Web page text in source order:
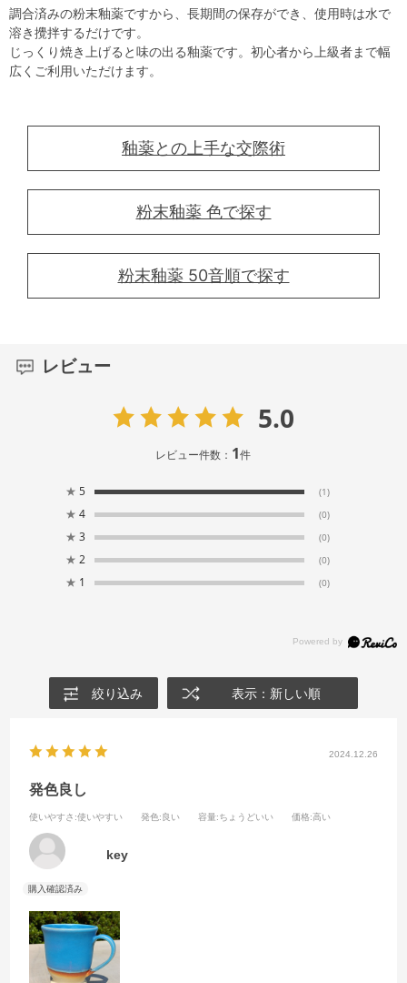
調合済みの粉末釉薬ですから、長期間の保存ができ、使用時は水で
溶き攪拌するだけです。
じっくり焼き上げると味の出る釉薬です。初心者から上級者まで幅
広くご利用いただけます。
釉薬との上手な交際術
粉末釉薬 色で探す
粉末釉薬 50音順で探す
レビュー
5.0
レビュー件数： 1件
★ 5 (1)
★ 4 (0)
★ 3 (0)
★ 2 (0)
★ 1 (0)
絞り込み 表示：新しい順
2024.12.26
発色良し
使いやすさ :使いやすい 発色:良い 容量:ちょうどいい 価格:高い
key